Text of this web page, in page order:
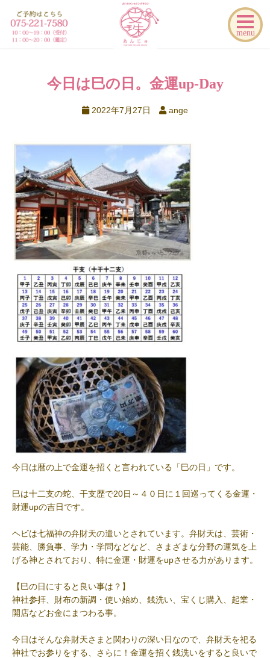
menu
今日は巳の日。金運up-Day
2022年7月27日 ange
今日は暦の上で金運を招くと言われている「巳の日」です。
巳は十二支の蛇、干支歴で20日～４０日に１回巡ってくる金運・
財運upの吉日です。
ヘビは七福神の弁財天の遣いとされています。弁財天は、芸術・
芸能、勝負事、学力・学問などなど、さまざまな分野の運気を上
げる神とされており、特に金運・財運をupさせる力があります。
【巳の日にすると良い事は？】
神社参拝、財布の新調・使い始め、銭洗い、宝くじ購入、起業・
開店などお金にまつわる事。
今日はそんな弁財天さまと関わりの深い日なので、弁財天を祀る
神社でお参りをする、さらに！金運を招く銭洗いをすると良いで